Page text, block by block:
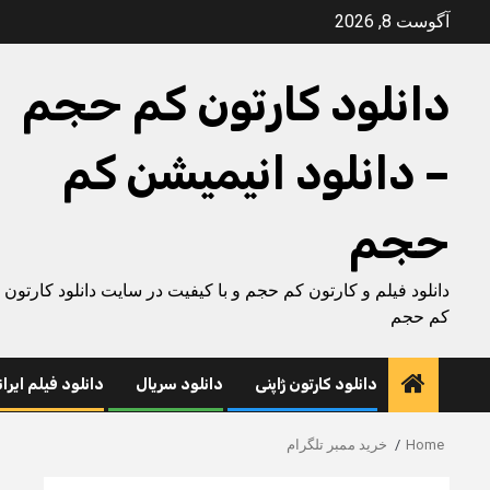
آگوست 8, 2026
دانلود کارتون کم حجم
– دانلود انیمیشن کم
حجم
دانلود فیلم و کارتون کم حجم و با کیفیت در سایت دانلود کارتون
کم حجم
دانلود کارتون ژاپنی دانلود سریال دانلود فیلم
Home خرید ممبر تلگرام